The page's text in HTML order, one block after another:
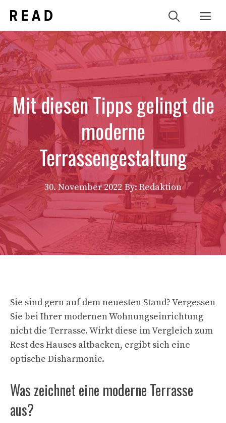
Inhalt
springen
Mit diesen Tipps gelingt die
moderne
Terrassengestaltung
30. November 2022 By: Redaktion
Sie sind gern auf dem neuesten Stand? Vergessen
Sie bei Ihrer modernen Wohnungseinrichtung
nicht die Terrasse. Wirkt diese im Vergleich zum
Rest des Hauses altbacken, ergibt sich eine
optische Disharmonie.
Was zeichnet eine moderne Terrasse
aus?